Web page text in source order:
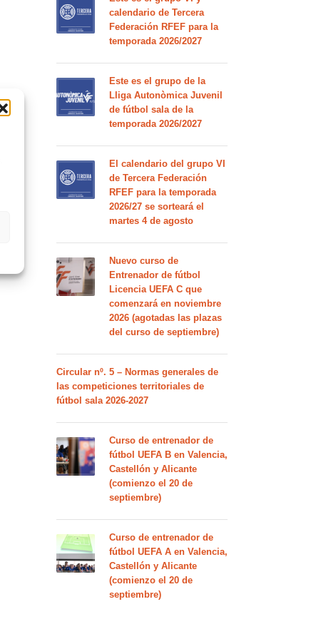
calendario de Tercera
Federación RFEF para la
temporada 2026/2027
Este es el grupo de la
Lliga Autonòmica Juvenil
de fútbol sala de la
temporada 2026/2027
El calendario del grupo VI
de Tercera Federación
RFEF para la temporada
2026/27 se sorteará el
martes 4 de agosto
Nuevo curso de
Entrenador de fútbol
Licencia UEFA C que
comenzará en noviembre
2026 (agotadas las plazas
del curso de septiembre)
Circular nº. 5 – Normas generales de
las competiciones territoriales de
fútbol sala 2026-2027
Curso de entrenador de
fútbol UEFA B en Valencia,
Castellón y Alicante
(comienzo el 20 de
septiembre)
Curso de entrenador de
fútbol UEFA A en Valencia,
Castellón y Alicante
(comienzo el 20 de
septiembre)